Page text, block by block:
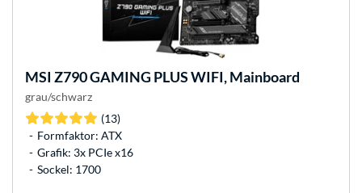
MSI Z790 GAMING PLUS WIFI, Mainboard
grau/schwarz
(13)
Formfaktor: ATX
Grafik: 3x PCIe x16
Sockel: 1700